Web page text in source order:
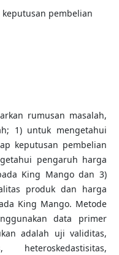
keputusan pembelian
rumusan masalah,
1) untuk mengetahui
keputusan pembelian
pengaruh harga
King Mango dan 3)
produk dan harga
King Mango. Metode
data primer
adalah uji validitas,